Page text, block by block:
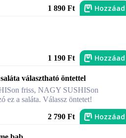
1 890 Ft Hozzáad
1 190 Ft Hozzáad
választható öntettel
friss, NAGY SUSHISon
ez a saláta. Válassz öntetet!
2 790 Ft Hozzáad